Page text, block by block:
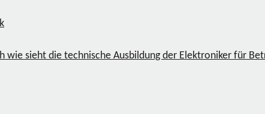
sieht die technische Ausbildung der Elektroniker für